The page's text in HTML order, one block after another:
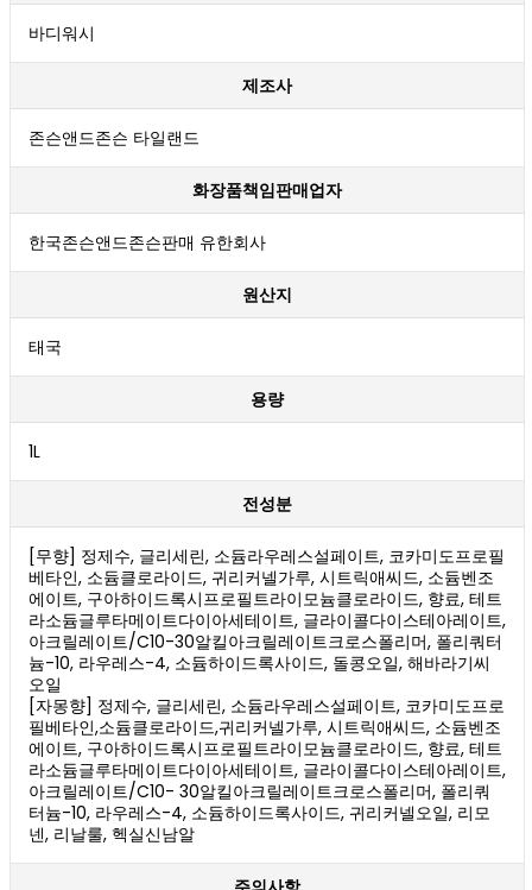
바디워시
제조사
존슨앤드존슨 타일랜드
화장품책임판매업자
한국존슨앤드존슨판매 유한회사
원산지
태국
용량
1L
전성분
[무향] 정제수, 글리세린, 소듐라우레스설페이트, 코카미도프로필
베타인, 소듐클로라이드, 귀리커넬가루, 시트릭애씨드, 소듐벤조
에이트, 구아하이드록시프로필트라이모늄클로라이드, 향료, 테트
라소듐글루타메이트다이아세테이트, 글라이콜다이스테아레이트,
아크릴레이트/C10-30알킬아크릴레이트크로스폴리머, 폴리쿼터
늄-10, 라우레스-4, 소듐하이드록사이드, 돌콩오일, 해바라기씨
오일
[자몽향] 정제수, 글리세린, 소듐라우레스설페이트, 코카미도프로
필베타인,소듐클로라이드,귀리커넬가루, 시트릭애씨드, 소듐벤조
에이트, 구아하이드록시프로필트라이모늄클로라이드, 향료, 테트
라소듐글루타메이트다이아세테이트, 글라이콜다이스테아레이트,
아크릴레이트/C10- 30알킬아크릴레이트크로스폴리머, 폴리쿼
터늄-10, 라우레스-4, 소듐하이드록사이드, 귀리커넬오일, 리모
넨, 리날룰, 헥실신남알